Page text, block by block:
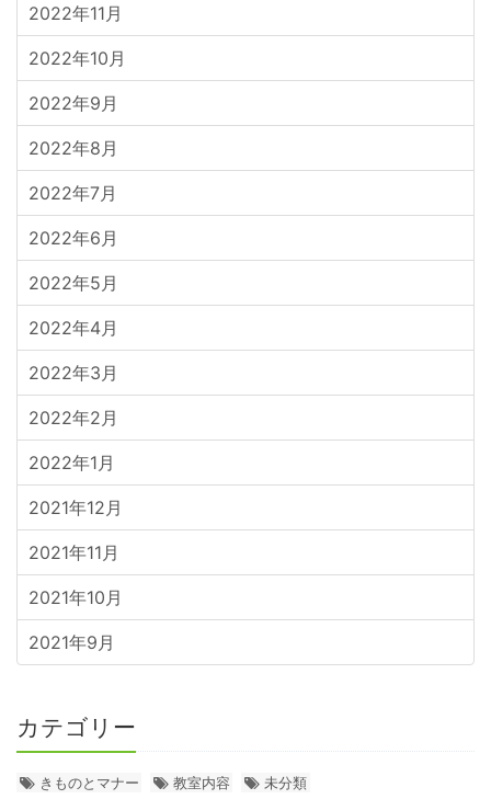
2022年11月
2022年10月
2022年9月
2022年8月
2022年7月
2022年6月
2022年5月
2022年4月
2022年3月
2022年2月
2022年1月
2021年12月
2021年11月
2021年10月
2021年9月
カテゴリー
きものとマナー 教室内容 未分類